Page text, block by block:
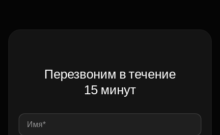
Перезвоним в течение
15 минут